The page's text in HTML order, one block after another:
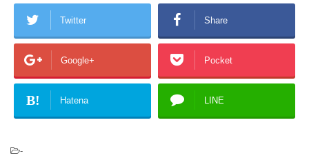
Twitter Share
Google+ Pocket
B! Hatena LINE
-